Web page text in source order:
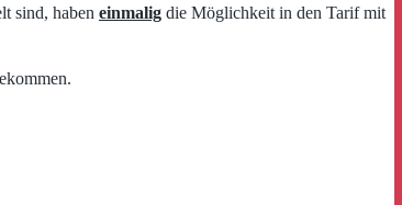
sind, haben einmalig die Möglichkeit in den Tarif mit